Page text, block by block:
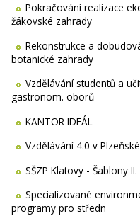
Pokračování realizace
žákovské zahrady
Rekonstrukce a
botanické zahrady
Vzdělávání studentů a
gastronom. oborů
KANTOR IDEÁL
Vzdělávání 4.0 v
SŠZP Klatovy - Šablony II.
Specializované
programy pro středn